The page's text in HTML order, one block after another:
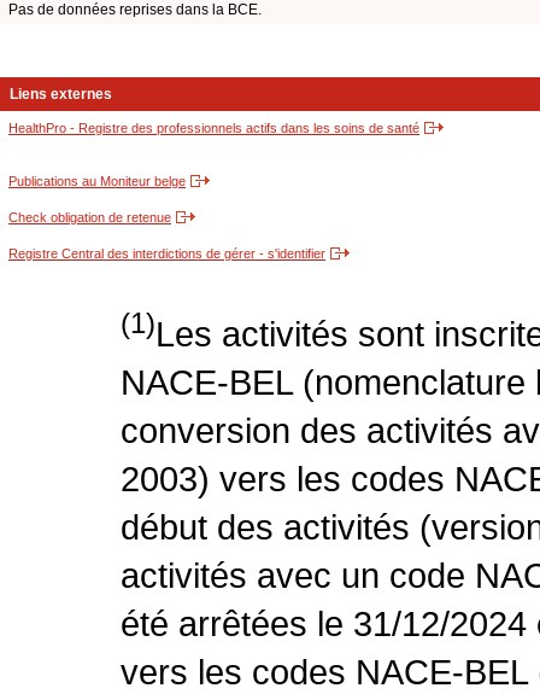
Pas de données reprises dans la BCE.
Liens externes
HealthPro - Registre des professionnels actifs dans les soins de santé
Publications au Moniteur belge
Check obligation de retenue
Registre Central des interdictions de gérer - s'identifier
(1)Les activités sont
NACE-BEL
conversion des activités
2003) vers les codes
début des activités
activités avec un code
été arrêtées le 31/12/
vers les codes NACE-